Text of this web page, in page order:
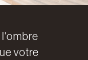
votre